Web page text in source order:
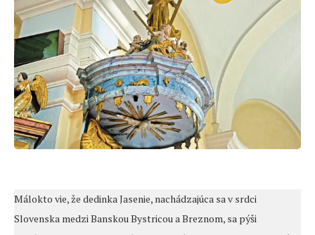
Málokto vie, že dedinka Jasenie, nachádzajúca sa v srdci
Slovenska medzi Banskou Bystricou a Breznom, sa pýši